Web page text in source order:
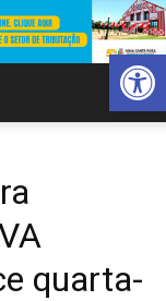
Abrir
quarta-